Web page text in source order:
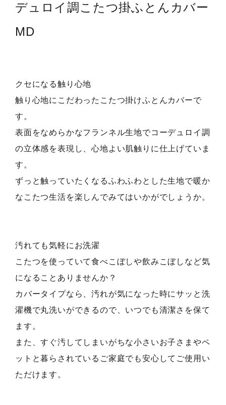
デュロイ調こたつ掛ふとんカバー
MD
クセになる触り心地
触り心地にこだわったこたつ掛けふとんカバーで
す。
表面をなめらかなフランネル生地でコーデュロイ調
の立体感を表現し、心地よい肌触りに仕上げていま
す。
ずっと触っていたくなるふわふわとした生地で暖か
なこたつ生活を楽しんでみてはいかがでしょうか。
汚れても気軽にお洗濯
こたつを使っていて食べこぼしや飲みこぼしなど気
になることありませんか？
カバータイプなら、汚れが気になった時にサッと洗
濯機で丸洗いができるので、いつでも清潔さを保て
ます。
また、すぐ汚してしまいがちな小さいお子さまやペ
ットと暮らされているご家庭でも安心してご使用い
ただけます。